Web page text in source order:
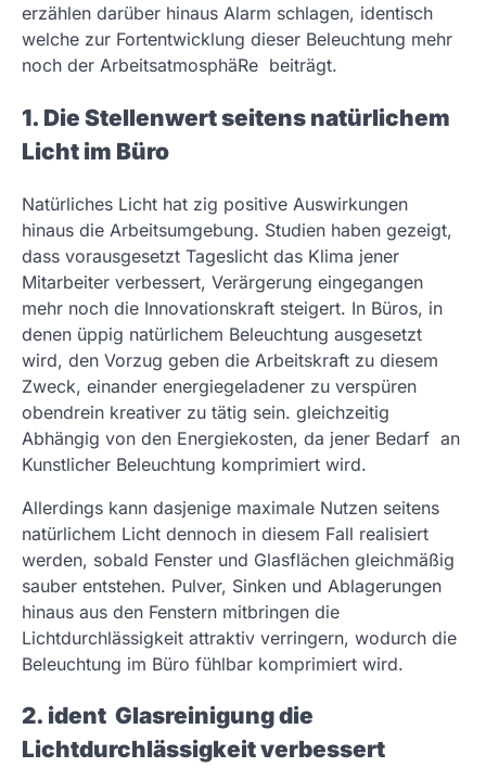
erzählen darüber hinaus Alarm schlagen, identisch
welche zur Fortentwicklung dieser Beleuchtung mehr
noch der ArbeitsatmosphäRe beiträgt.
1. Die Stellenwert seitens natürlichem
Licht im Büro
Natürliches Licht hat zig positive Auswirkungen
hinaus die Arbeitsumgebung. Studien haben gezeigt,
dass vorausgesetzt Tageslicht das Klima jener
Mitarbeiter verbessert, Verärgerung eingegangen
mehr noch die Innovationskraft steigert. In Büros, in
denen üppig natürlichem Beleuchtung ausgesetzt
wird, den Vorzug geben die Arbeitskraft zu diesem
Zweck, einander energiegeladener zu verspüren
obendrein kreativer zu tätig sein. gleichzeitig
Abhängig von den Energiekosten, da jener Bedarf an
Kunstlicher Beleuchtung komprimiert wird.
Allerdings kann dasjenige maximale Nutzen seitens
natürlichem Licht dennoch in diesem Fall realisiert
werden, sobald Fenster und Glasflächen gleichmäßig
sauber entstehen. Pulver, Sinken und Ablagerungen
hinaus aus den Fenstern mitbringen die
Lichtdurchlässigkeit attraktiv verringern, wodurch die
Beleuchtung im Büro fühlbar komprimiert wird.
2. ident Glasreinigung die
Lichtdurchlässigkeit verbessert